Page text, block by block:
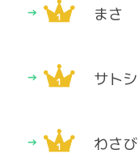
まさ
サトシ
わさび